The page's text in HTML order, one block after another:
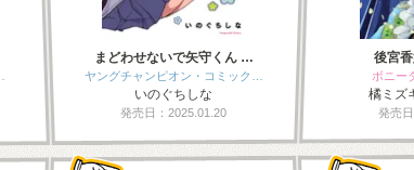
まどわせないで矢守くん …
ヤングチャンピオン・コミック…
いのぐちしな
発売日：2025.01.20
後宮
ボニー
橘ミズ
発売